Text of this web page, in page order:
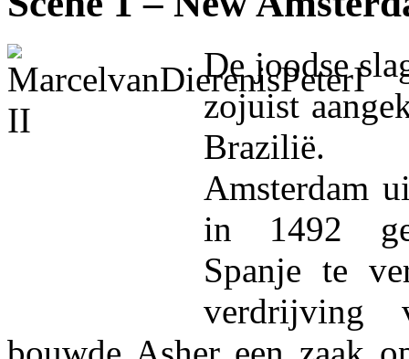
De joodse
zojuist
Brazilië.
Amsterdam
in 1492
Spanje te
verdrijving